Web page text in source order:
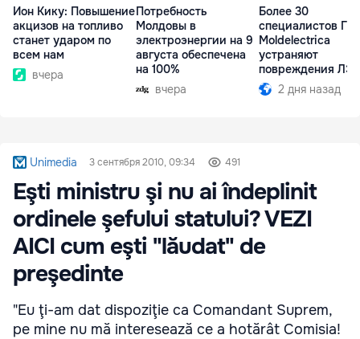
Ион Кику: Повышение
акцизов на топливо
станет ударом по
всем нам
вчера
Потребность
Молдовы в
электроэнергии на 9
августа обеспечена
на 100%
вчера
Более 30
специалистов ГП
Moldelectrica
устраняют
повреждения
Бельцы-
2 дня назад
Unimedia 3 сентября 2010, 09:34 491
Eşti ministru şi nu ai îndeplinit
ordinele şefului statului? VEZI
AICI cum eşti "lăudat" de
preşedinte
"Eu ţi-am dat dispoziţie ca Comandant Suprem,
pe mine nu mă interesează ce a hotărât Comisia!